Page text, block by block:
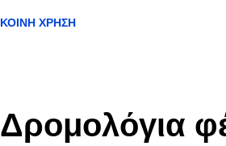
ΚΟΙΝΉ ΧΡΉΣΗ
Δρομολόγια